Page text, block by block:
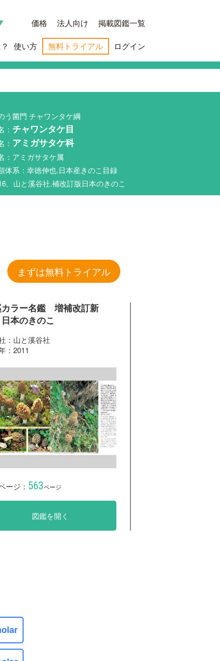
価格 法人向け 掲載図鑑一覧
使い方 無料トライアル ログイン
う菌門 チャワンタケ綱
： チャワンタケ目
： アミガサタケ科
：アミガサタケ属
体系：幸徳伸也.日本産きのこ目録
、山と溪谷社.補改訂版日本のきのこ
まずは無料トライアル
カラー名鑑 増補改訂新
本のきのこ
：山と溪谷社
：2011
ージ： 563ページ
図鑑を開く